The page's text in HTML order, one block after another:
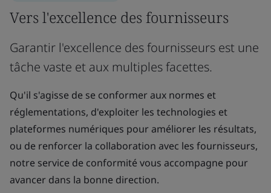
Vers l'excellence des fournisseurs
Garantir l'excellence des fournisseurs est une
tâche vaste et aux multiples facettes.
Qu'il s'agisse de se conformer aux normes et
réglementations, d'exploiter les technologies et
plateformes numériques pour améliorer les résultats,
ou de renforcer la collaboration avec les fournisseurs,
notre service de conformité vous accompagne pour
avancer dans la bonne direction.